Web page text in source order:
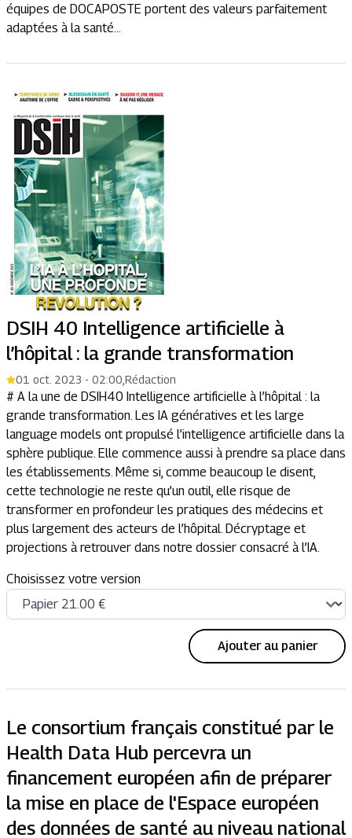
équipes de DOCAPOSTE portent des valeurs parfaitement
adaptées à la santé...
DSIH 40 Intelligence artificielle à
l’hôpital : la grande transformation
01 oct. 2023 - 02:00 Rédaction
# A la une de DSIH40 Intelligence artificielle à l’hôpital : la
grande transformation. Les IA génératives et les large
language models ont propulsé l’intelligence artificielle dans la
sphère publique. Elle commence aussi à prendre sa place dans
les établissements. Même si, comme beaucoup le disent,
cette technologie ne reste qu’un outil, elle risque de
transformer en profondeur les pratiques des médecins et
plus largement des acteurs de l’hôpital. Décryptage et
projections à retrouver dans notre dossier consacré à l’IA.
Choisissez votre version
Ajouter au panier
Le consortium français constitué par le
Health Data Hub percevra un
financement européen afin de préparer
la mise en place de l'Espace européen
des données de santé au niveau national